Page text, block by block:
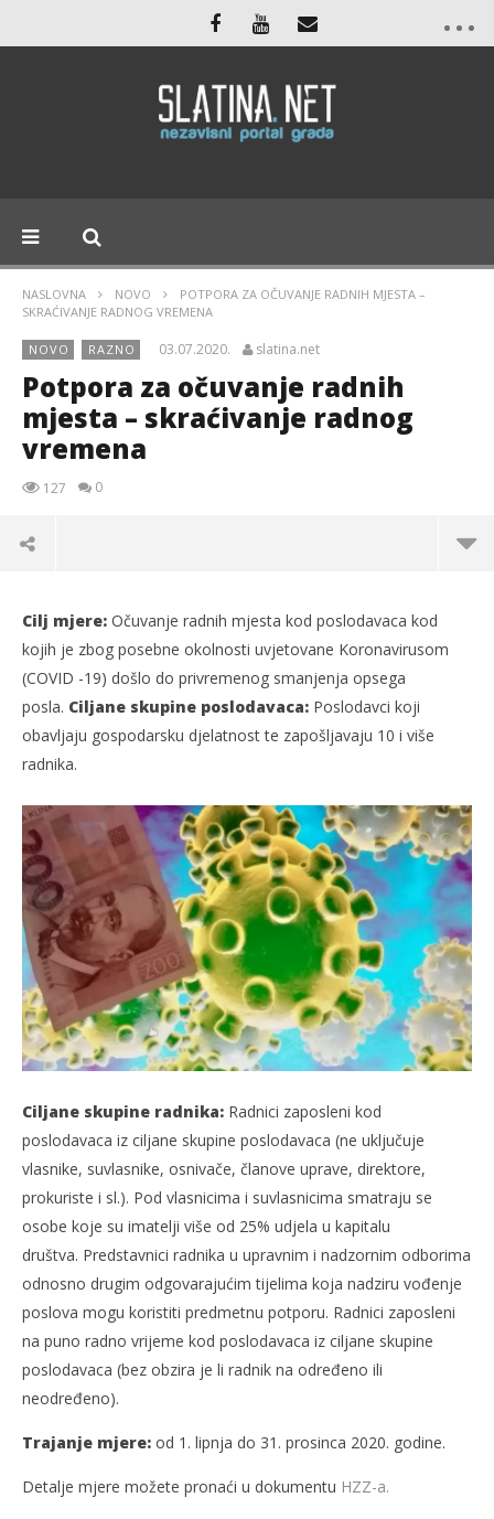
NASLOVNA NOVO
POTPORA ZA OČUVANJE RADNIH MJESTA –
SKRAĆIVANJE RADNOG VREMENA
NOVO RAZNO 03.07.2020. slatina.net
Potpora za očuvanje radnih
mjesta – skraćivanje radnog
vremena
127 0
TRENUTNO OTVORENO
Potpora za očuvanje radnih mjesta –
skraćivanje radnog vremena
03.07.2020.
slatina.net
Cilj mjere: Očuvanje radnih mjesta kod poslodavaca kod
kojih je zbog posebne okolnosti uvjetovane Koronavirusom
(COVID -19) došlo do privremenog smanjenja opsega
posla. Ciljane skupine poslodavaca: Poslodavci koji
obavljaju gospodarsku djelatnost te zapošljavaju 10 i više
radnika.
Ciljane skupine radnika: Radnici zaposleni kod
poslodavaca iz ciljane skupine poslodavaca (ne uključuje
vlasnike, suvlasnike, osnivače, članove uprave, direktore,
prokuriste i sl.). Pod vlasnicima i suvlasnicima smatraju se
osobe koje su imatelji više od 25% udjela u kapitalu
društva. Predstavnici radnika u upravnim i nadzornim odborima
odnosno drugim odgovarajućim tijelima koja nadziru vođenje
poslova mogu koristiti predmetnu potporu. Radnici zaposleni
na puno radno vrijeme kod poslodavaca iz ciljane skupine
poslodavaca (bez obzira je li radnik na određeno ili
neodređeno).
Trajanje mjere: od 1. lipnja do 31. prosinca 2020. godine.
Detalje mjere možete pronaći u dokumentu HZZ-a.